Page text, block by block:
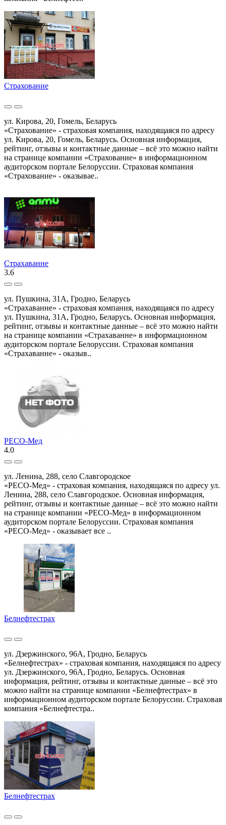
Страхование
ул. Кирова, 20, Гомель, Беларусь
«Страхование» - страховая компания, находящаяся по адресу
ул. Кирова, 20, Гомель, Беларусь. Основная информация,
рейтинг, отзывы и контактные данные – всё это можно найти
на странице компании «Страхование» в информационном
аудиторском портале Белоруссии. Страховая компания
«Страхование» - оказывае..
Страхаванне
3.6
ул. Пушкина, 31А, Гродно, Беларусь
«Страхаванне» - страховая компания, находящаяся по адресу
ул. Пушкина, 31А, Гродно, Беларусь. Основная информация,
рейтинг, отзывы и контактные данные – всё это можно найти
на странице компании «Страхаванне» в информационном
аудиторском портале Белоруссии. Страховая компания
«Страхаванне» - оказыв..
РЕСО-Мед
4.0
ул. Ленина, 288, село Славгородское
«РЕСО-Мед» - страховая компания, находящаяся по адресу ул.
Ленина, 288, село Славгородское. Основная информация,
рейтинг, отзывы и контактные данные – всё это можно найти
на странице компании «РЕСО-Мед» в информационном
аудиторском портале Белоруссии. Страховая компания
«РЕСО-Мед» - оказывает все ..
Белнефтестрах
ул. Дзержинского, 96А, Гродно, Беларусь
«Белнефтестрах» - страховая компания, находящаяся по адресу
ул. Дзержинского, 96А, Гродно, Беларусь. Основная
информация, рейтинг, отзывы и контактные данные – всё это
можно найти на странице компании «Белнефтестрах» в
информационном аудиторском портале Белоруссии. Страховая
компания «Белнефтестра..
Белнефтестрах